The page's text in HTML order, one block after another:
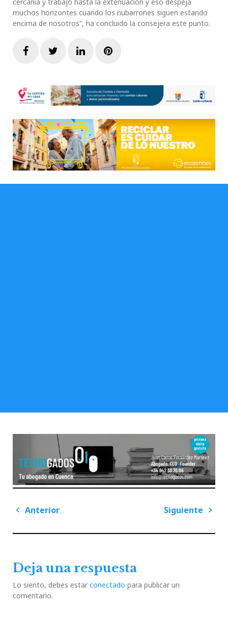
muchos horizontes cuando los nubarrones siguen estando
encima de nosotros”, ha concluido la consejera este punto.
FacebookTwitterLinkedInPinterest
Navegación
entradas
Anterior
Siguiente
Deja una respuesta
Lo siento, debes estar conectado para publicar un
comentario.